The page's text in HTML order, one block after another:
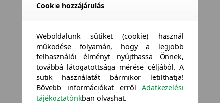
Cookie hozzájárulás
Weboldalunk sütiket (cookie) használ
működése folyamán, hogy a legjobb
felhasználói élményt nyújthassa Önnek,
továbbá látogatottsága mérése céljából. A
sütik használatát bármikor letilthatja!
Bővebb információkat errőlAdatkezelési
tájékoztatónkban olvashat.